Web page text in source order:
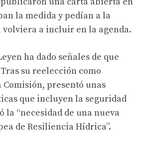
la medida y pedían a la
volviera a incluir en la agenda.
ha dado señales de que
su reelección como
presentó unas
que incluyen la seguridad
la “necesidad de una nueva
de Resiliencia Hídrica”.